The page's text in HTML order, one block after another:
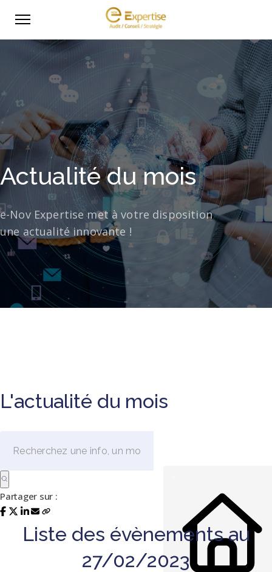
Actualité du mois
e-Nov Expertise met à votre disposition
une actualité innovante !
L'actualité du mois
Partager sur :
Liste des évènements au
27/02/2023